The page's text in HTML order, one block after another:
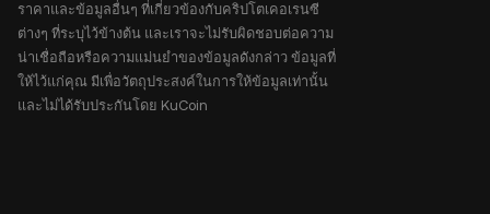
ราคาและข้อมูลอื่นๆ ที่เกี่ยวข้องกับคริปโตเคอเรนซี
ต่างๆ ที่ระบุไว้ข้างต้น และเราจะไม่รับผิดชอบต่อความ
น่าเชื่อถือหรือความแม่นยำของข้อมูลดังกล่าว ข้อมูลที่
ให้ไว้แก่คุณ มีเพื่อวัตถุประสงค์ในการให้ข้อมูลเท่านั้น
และไม่ได้รับประกันโดย KuCoin